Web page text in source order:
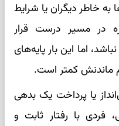
به خاطر دیگران یا شرایط
در مسیر درست قرار
اما این بار پایه‌های
ماندنش کمتر است.
یا پرداخت یک بدهی
فردی با رفتار ثابت و